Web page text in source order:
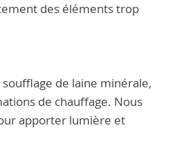
des éléments trop
de laine minérale,
de chauffage. Nous
apporter lumière et